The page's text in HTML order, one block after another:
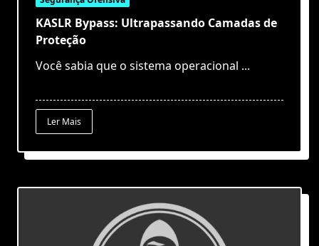
KASLR Bypass: Ultrapassando Camadas de
Proteção
Você sabia que o sistema operacional ...
Ler Mais